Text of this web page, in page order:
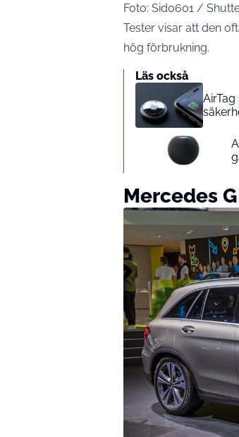
Foto: Sid0601 /
Tester visar att den
hög förbrukning.
Läs också
Mercedes